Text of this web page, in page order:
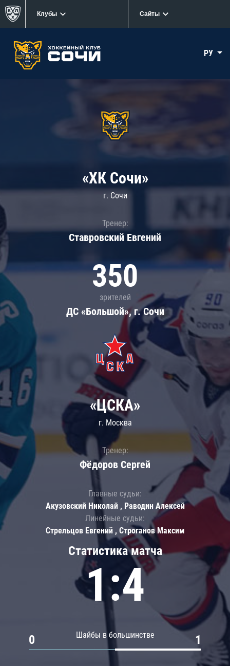
Клубы Сайты
РУ
«ХК Сочи»
г. Сочи
Тренер:
Ставровский Евгений
350
зрителей
ДС «Большой», г. Сочи
Статистика матча
1:4
Шайбы в большинстве
0 1
«ЦСКА»
г. Москва
Тренер:
Фёдоров Сергей
Главные судьи:
Акузовский Николай , Раводин Алексей
Линейные судьи:
Стрельцов Евгений , Строганов Максим